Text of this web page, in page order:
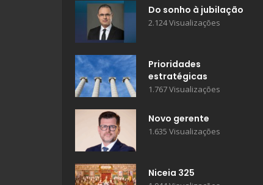
Do sonho à jubilação
2.124 Visualizações
Prioridades
estratégicas
1.767 Visualizações
Novo gerente
1.635 Visualizações
Niceia 325